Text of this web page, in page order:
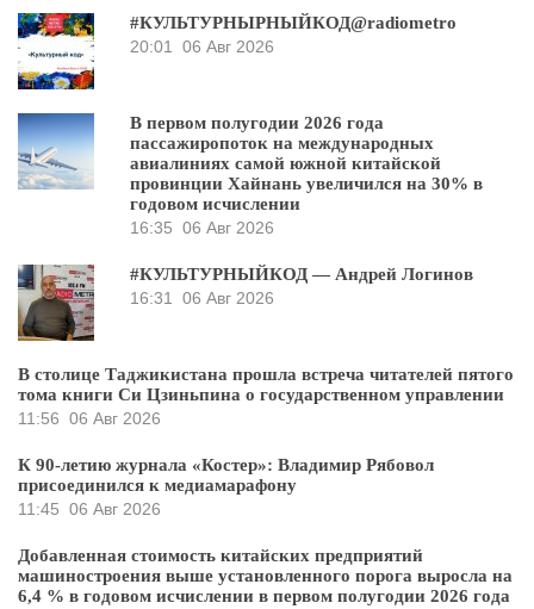
#КУЛЬТУРНЫРНЫЙКОД@radiometro
20:01
06 Авг 2026
В первом полугодии 2026 года
пассажиропоток на международных
авиалиниях самой южной китайской
провинции Хайнань увеличился на 30% в
годовом исчислении
16:35 06 Авг 2026
#КУЛЬТУРНЫЙКОД — Андрей Логинов
16:31
06 Авг 2026
В столице Таджикистана прошла встреча читателей пятого
тома книги Си Цзиньпина о государственном управлении
11:56 06 Авг 2026
К 90-летию журнала «Костер»: Владимир Рябовол
присоединился к медиамарафону
11:45 06 Авг 2026
Добавленная стоимость китайских предприятий
машиностроения выше установленного порога выросла на
6,4 % в годовом исчислении в первом полугодии 2026 года